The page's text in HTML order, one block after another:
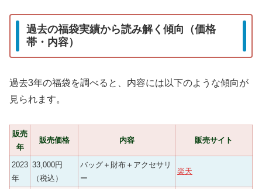
過去の福袋実績から読み解く傾向（価格
帯・内容）
過去3年の福袋を調べると、内容には以下のような傾向が
見られます。
販売
年
販売価格 内容 販売サイト
2023
年
33,000円
（税込）
バッグ＋財布＋アクセサリ
ー
楽天